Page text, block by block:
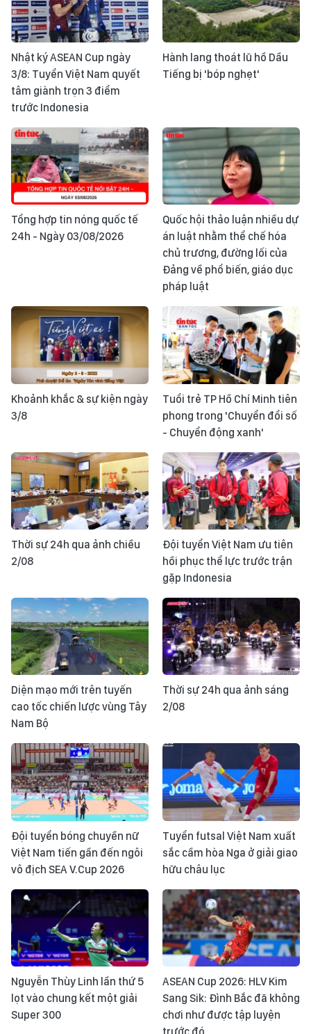
Nhật ký ASEAN Cup ngày
3/8: Tuyển Việt Nam quyết
tâm giành trọn 3 điểm
trước Indonesia
Hành lang thoát lũ hồ Dầu
Tiếng bị 'bóp nghẹt'
Tổng hợp tin nóng quốc tế
24h - Ngày 03/08/2026
Quốc hội thảo luận nhiều dự
án luật nhằm thể chế hóa
chủ trương, đường lối của
Đảng về phổ biến, giáo dục
pháp luật
Khoảnh khắc & sự kiện ngày
3/8
Tuổi trẻ TP Hồ Chí Minh tiên
phong trong 'Chuyển đổi số
- Chuyển động xanh'
Thời sự 24h qua ảnh chiều
2/08
Đội tuyển Việt Nam ưu tiên
hồi phục thể lực trước trận
gặp Indonesia
Diện mạo mới trên tuyến
cao tốc chiến lược vùng Tây
Nam Bộ
Thời sự 24h qua ảnh sáng
2/08
Đội tuyển bóng chuyền nữ
Việt Nam tiến gần đến ngôi
vô địch SEA V.Cup 2026
Tuyển futsal Việt Nam xuất
sắc cầm hòa Nga ở giải giao
hữu châu lục
Nguyễn Thùy Linh lần thứ 5
lọt vào chung kết một giải
Super 300
ASEAN Cup 2026: HLV Kim
Sang Sik: Đình Bắc đã không
chơi như được tập luyện